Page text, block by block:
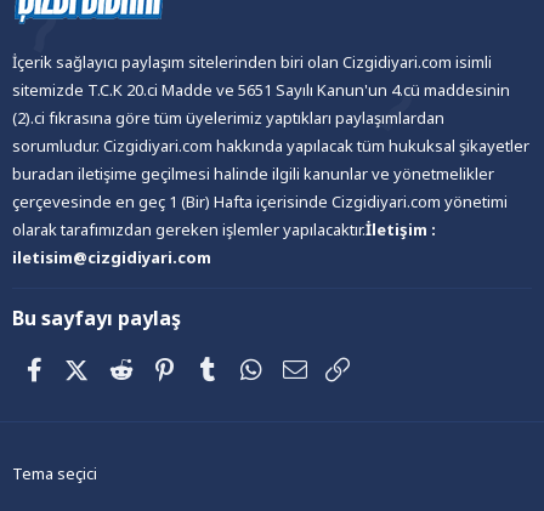
İçerik sağlayıcı paylaşım sitelerinden biri olan Cizgidiyari.com isimli
sitemizde T.C.K 20.ci Madde ve 5651 Sayılı Kanun'un 4.cü maddesinin
(2).ci fıkrasına göre tüm üyelerimiz yaptıkları paylaşımlardan
sorumludur. Cizgidiyari.com hakkında yapılacak tüm hukuksal şikayetler
buradan iletişime geçilmesi halinde ilgili kanunlar ve yönetmelikler
çerçevesinde en geç 1 (Bir) Hafta içerisinde Cizgidiyari.com yönetimi
olarak tarafımızdan gereken işlemler yapılacaktır.İletişim :
iletisim@cizgidiyari.com
Bu sayfayı paylaş
FacebookX (Twitter)
Reddit PinterestTumblrWhatsApp
E-posta
Tema seçici